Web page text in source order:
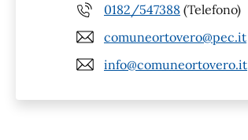
0182/547388 (Telefono)
comuneortovero@pec.it
info@comuneortovero.it